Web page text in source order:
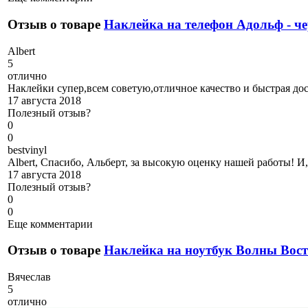
Отзыв о товаре Наклейка на телефон Адольф -
Albert
5
отлично
Наклейки супер,всем советую,отличное качество и быстрая
17 августа 2018
Полезный отзыв?
0
0
bestvinyl
Albert, Спасибо, Альберт, за высокую оценку нашей работы!
17 августа 2018
Полезный отзыв?
0
0
Еще комментарии
Отзыв о товаре Наклейка на ноутбук Волны
Вячеслав
5
отлично